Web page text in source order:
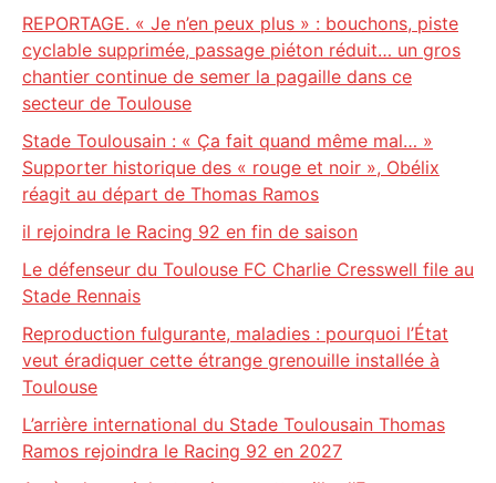
REPORTAGE. « Je n’en peux plus » : bouchons, piste
cyclable supprimée, passage piéton réduit… un gros
chantier continue de semer la pagaille dans ce
secteur de Toulouse
Stade Toulousain : « Ça fait quand même mal… »
Supporter historique des « rouge et noir », Obélix
réagit au départ de Thomas Ramos
il rejoindra le Racing 92 en fin de saison
Le défenseur du Toulouse FC Charlie Cresswell file au
Stade Rennais
Reproduction fulgurante, maladies : pourquoi l’État
veut éradiquer cette étrange grenouille installée à
Toulouse
L’arrière international du Stade Toulousain Thomas
Ramos rejoindra le Racing 92 en 2027